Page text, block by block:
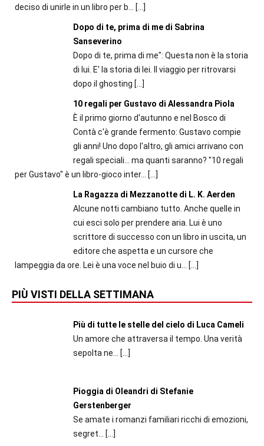
deciso di unirle in un libro per b...
[…]
Dopo di te, prima di me di Sabrina
Sanseverino
Dopo di te, prima di me": Questa non è la storia
di lui. E' la storia di lei. Il viaggio per ritrovarsi
dopo il ghosting […]
10 regali per Gustavo di Alessandra Piola
È il primo giorno d'autunno e nel Bosco di
Contà c'è grande fermento: Gustavo compie
gli anni! Uno dopo l'altro, gli amici arrivano con
regali speciali... ma quanti saranno? "10 regali
per Gustavo" è un libro-gioco inter...
[…]
La Ragazza di Mezzanotte di L. K. Aerden
Alcune notti cambiano tutto. Anche quelle in
cui esci solo per prendere aria. Lui è uno
scrittore di successo con un libro in uscita, un
editore che aspetta e un cursore che
lampeggia da ore. Lei è una voce nel buio di u...
[…]
PIÙ VISTI DELLA SETTIMANA
Più di tutte le stelle del cielo di Luca Cameli
Un amore che attraversa il tempo. Una verità
sepolta ne...
[…]
Pioggia di Oleandri di Stefanie
Gerstenberger
Se amate i romanzi familiari ricchi di emozioni,
segret...
[…]